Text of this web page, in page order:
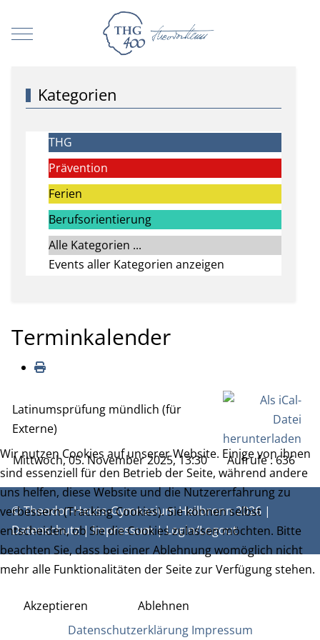
Mobile Menu Toggle
Kategorien
THG
Prävention
Ferien
Berufsorientierung
Alle Kategorien ...
Events aller Kategorien anzeigen
Terminkalender
Latinumsprüfung mündlich (für
Externe)
Mittwoch, 05. November 2025, 13:30
Aufrufe: 636
© Theodor-Heuss-Gymnasium Heilbronn 2026 |
Datenschutz|Impressum|Login/Logout
Wir nutzen Cookies auf unserer Website. Einige von ihnen
sind essenziell für den Betrieb der Seite, während andere
uns helfen, diese Website und die Nutzererfahrung zu
verbessern (Tracking Cookies). Sie können selbst
entscheiden, ob Sie die Cookies zulassen möchten. Bitte
beachten Sie, dass bei einer Ablehnung womöglich nicht
mehr alle Funktionalitäten der Seite zur Verfügung stehen.
Akzeptieren
Ablehnen
Datenschutzerklärung Impressum